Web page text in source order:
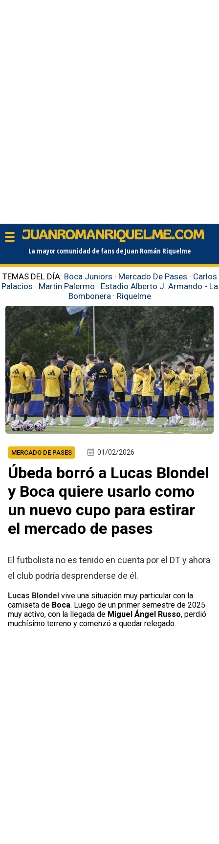
La mayor comunidad de fans de Juan Román Riquelme
TEMAS DEL DÍA: Boca Juniors · Mercado De Pases · Carlos
Palacios · Martin Palermo · Estadio Alberto J. Armando - La
Bombonera · Riquelme
planetabj.com
MERCADO DE PASES 01/02/2026
Úbeda borró a Lucas Blondel
y Boca quiere usarlo como
un nuevo cupo para estirar
el mercado de pases
El futbolista no es tenido en cuenta por el DT y ahora
el club podría desprenderse de él.
Lucas Blondel vive una situación muy particular con la
camiseta de Boca. Luego de un primer semestre de 2025
muy activo, con la llegada de Miguel Ángel Russo, perdió
muchísimo terreno y comenzó a quedar relegado.